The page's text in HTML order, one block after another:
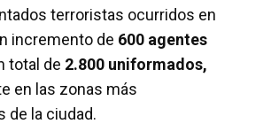
terroristas ocurridos en
incremento de 600 agentes
total de 2.800 uniformados,
en las zonas más
de la ciudad.